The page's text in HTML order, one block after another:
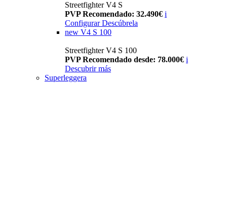
Streetfighter V4 S
PVP Recomendado: 32.490€ i
Configurar Descúbrela
new V4 S 100
Streetfighter V4 S 100
PVP Recomendado desde: 78.000€ i
Descubrir más
Superleggera